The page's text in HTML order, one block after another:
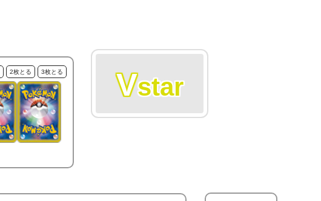
2枚とる 3枚とる Vstar